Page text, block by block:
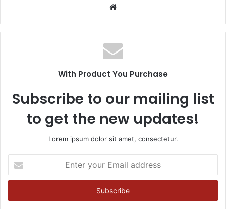
Website
With Product You Purchase
Subscribe to our mailing list
to get the new updates!
Lorem ipsum dolor sit amet, consectetur.
your
Email